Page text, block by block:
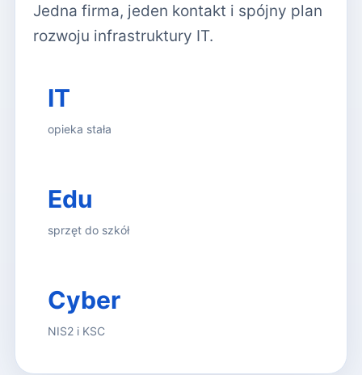
Jedna firma, jeden kontakt i spójny plan
rozwoju infrastruktury IT.
IT
opieka stała
Edu
sprzęt do szkół
Cyber
NIS2 i KSC